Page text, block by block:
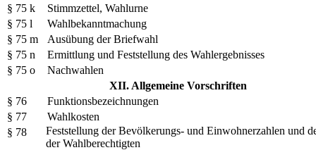
§ 75 k
Stimmzettel, Wahlurne
§ 75 l
Wahlbekanntmachung
§ 75 m
Ausübung der Briefwahl
§ 75 n
Ermittlung und Feststellung des Wahlergebnisses
§ 75 o
Nachwahlen
XII. Allgemeine Vorschriften
§ 76
Funktionsbezeichnungen
§ 77
Wahlkosten
§ 78
Feststellung der Bevölkerungs- und Einwohnerzahlen und
der Wahlberechtigten